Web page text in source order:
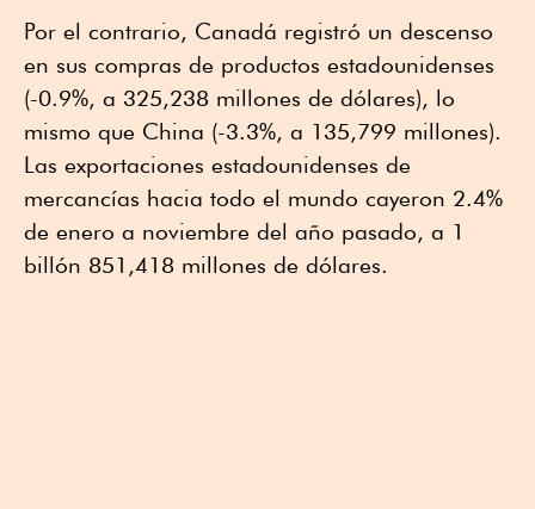
Por el contrario, Canadá registró un descenso
en sus compras de productos estadounidenses
(-0.9%, a 325,238 millones de dólares), lo
mismo que China (-3.3%, a 135,799 millones).
Las exportaciones estadounidenses de
mercancías hacia todo el mundo cayeron 2.4%
de enero a noviembre del año pasado, a 1
billón 851,418 millones de dólares.